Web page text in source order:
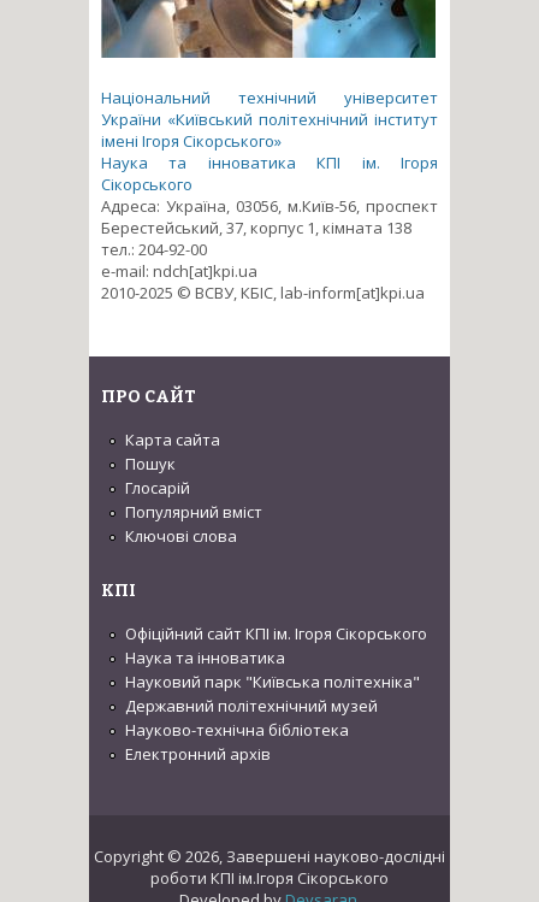
Національний технічний університет
України «Київський політехнічний інститут
імені Ігоря Сікорського»
Наука та інноватика КПІ ім. Ігоря
Сікорського
Адреса: Україна, 03056, м.Київ-56, проспект
Берестейський, 37, корпус 1, кімната 138
тел.: 204-92-00
e-mail: ndch[at]kpi.ua
2010-2025 © ВСВУ, КБІС, lab-inform[at]kpi.ua
ПРО САЙТ
Карта сайта
Пошук
Глосарій
Популярний вміст
Ключові слова
КПІ
Офіційний сайт КПІ ім. Ігоря Сікорського
Наука та інноватика
Науковий парк "Київська політехніка"
Державний політехнічний музей
Науково-технічна бібліотека
Електронний архів
Copyright © 2026, Завершені науково-дослідні
роботи КПІ ім.Ігоря Сікорського